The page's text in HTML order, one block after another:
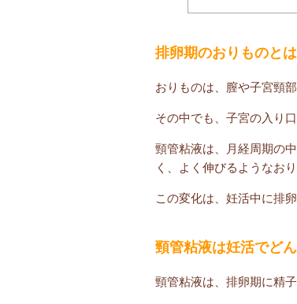
排卵期のおりものとは
おりものは、膣や子宮頸
その中でも、子宮の入り
頸管粘液は、月経周期の
く、よく伸びるようなお
この変化は、妊活中に排
頸管粘液は妊活でど
頸管粘液は、排卵期に精